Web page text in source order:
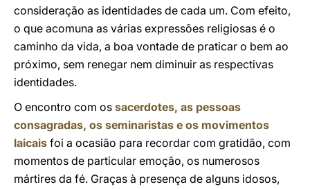
consideração as identidades de cada um. Com efeito,
o que acomuna as várias expressões religiosas é o
caminho da vida, a boa vontade de praticar o bem ao
próximo, sem renegar nem diminuir as respectivas
identidades.
O encontro com os sacerdotes, as pessoas
consagradas, os seminaristas e os movimentos
laicais foi a ocasião para recordar com gratidão, com
momentos de particular emoção, os numerosos
mártires da fé. Graças à presença de alguns idosos,